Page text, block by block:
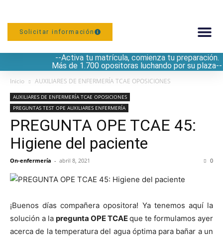
Solicitar información
--Activa tu matrícula, comienza tu preparación.
Más de 1.700 opositoras luchando por su plaza--
Inicio AUXILIARES DE ENFERMERÍA TCAE OPOSICIONES
AUXILIARES DE ENFERMERÍA TCAE OPOSICIONES
PREGUNTAS TEST OPE AUXILIARES ENFERMERÍA
PREGUNTA OPE TCAE 45:
Higiene del paciente
On-enfermería - abril 8, 2021 0
¡Buenos días compañera opositora! Ya tenemos aquí la
solución a la pregunta OPE TCAEque te formulamos ayer
acerca de la temperatura del agua óptima para bañar a un